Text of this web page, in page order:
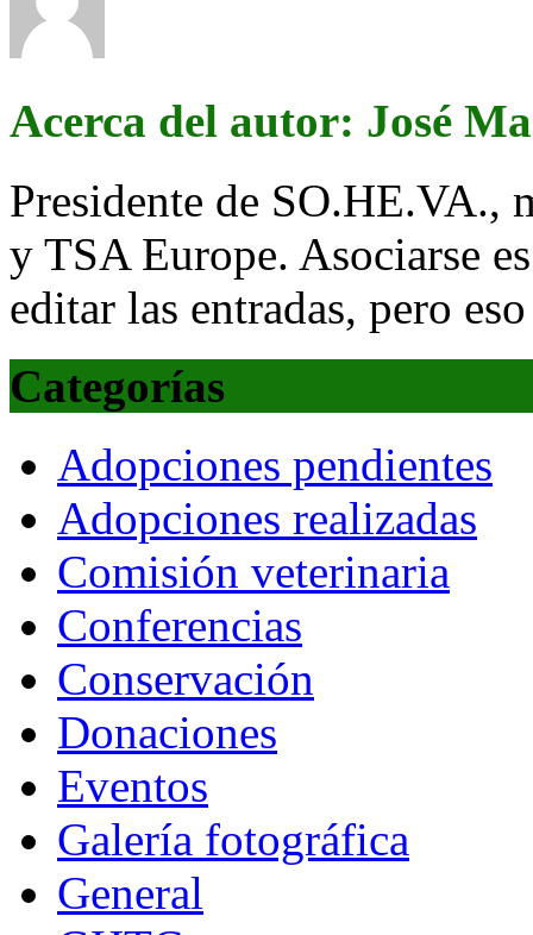
Acerca del autor: José
Presidente de SO.HE.VA.,
y TSA Europe. Asociarse
editar las entradas, pero
Categorías
Adopciones pendientes
Adopciones realizadas
Comisión veterinaria
Conferencias
Conservación
Donaciones
Eventos
Galería fotográfica
General